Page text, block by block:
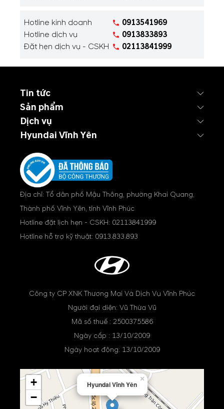
Hotline kinh doanh
Hotline dịch vụ
Đặt hẹn dịch vụ - CSKH
0913541969
0913833893
02113841999
Tin tức
Sản phẩm
Dịch vụ
Hyundai Vĩnh Yên
Địa chỉ: Tổ dân phố Mậu Thông, phường Khai Quang,
Thành phố Vĩnh Yên, tỉnh Vĩnh Phúc
Hotline đặt lịch hẹn - CSKH: 02113841999
Hotline hỗ trợ kỹ thuật: 0913.833.893
Công ty CP XNK Thương Mại Và Dịch Vụ Vĩnh Phúc
Người đại diện: Vũ Thừa Vũ
Mã số thuế : 2500375586
Ngày cấp : 13/10/2009
Ngày hoạt động: 13/10/2009
Hyundai Vĩnh Yên
×
+
−